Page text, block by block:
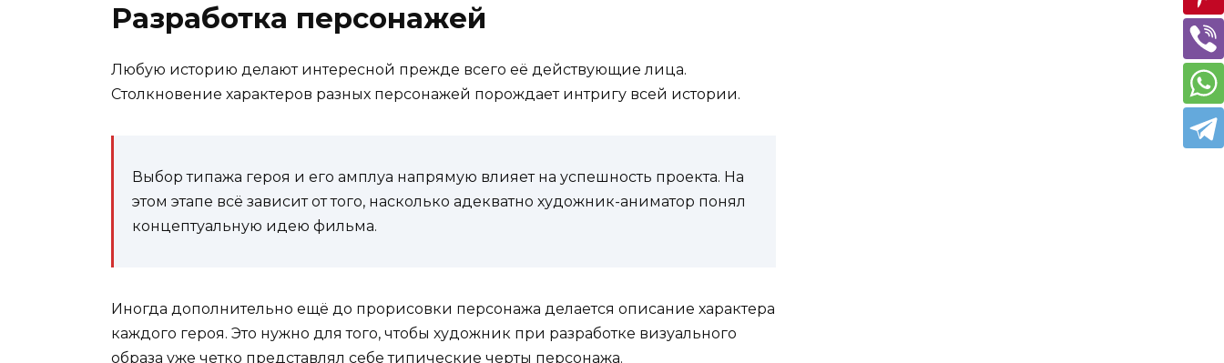
Разработка персонажей
Любую историю делают интересной прежде всего её действующие лица.
Столкновение характеров разных персонажей порождает интригу всей истории.
Выбор типажа героя и его амплуа напрямую влияет на успешность проекта. На
этом этапе всё зависит от того, насколько адекватно художник-аниматор понял
концептуальную идею фильма.
Иногда дополнительно ещё до прорисовки персонажа делается описание характера
каждого героя. Это нужно для того, чтобы художник при разработке визуального
образа уже четко представлял себе типические черты персонажа.